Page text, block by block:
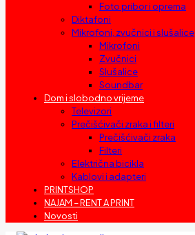
Foto pribor i oprema
Diktafoni
Mikrofoni, zvučnici i slušalice
Mikrofoni
Zvučnici
Slušalice
Soundbar
Dom i slobodno vrijeme
Televizori
Prečišćivači zraka i filteri
Prečišćivači zraka
Filteri
Električna bicikla
Kablovi i adapteri
PRINTSHOP
NAJAM – RENT A PRINT
Novosti